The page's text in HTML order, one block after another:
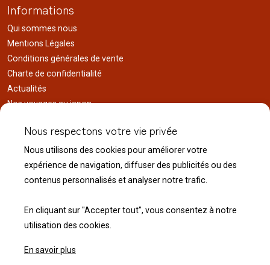
Informations
Qui sommes nous
Mentions Légales
Conditions générales de vente
Charte de confidentialité
Actualités
Nos voyages au japon
Liens utiles
Service client
Nous contacter
Modalité de retour
Nous respectons votre vie privée
Nous utilisons des cookies pour améliorer votre
expérience de navigation, diffuser des publicités ou des
contenus personnalisés et analyser notre trafic.
En cliquant sur "Accepter tout", vous consentez à notre
utilisation des cookies.
En savoir plus